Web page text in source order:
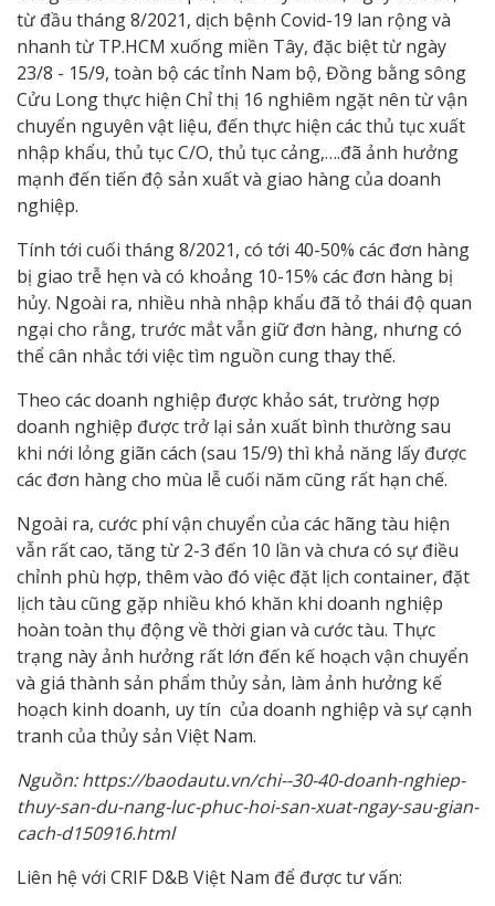
từ đầu tháng 8/2021, dịch bệnh Covid-19 lan rộng và
nhanh từ TP.HCM xuống miền Tây, đặc biệt từ ngày
23/8 - 15/9, toàn bộ các tỉnh Nam bộ, Đồng bằng sông
Cửu Long thực hiện Chỉ thị 16 nghiêm ngặt nên từ vận
chuyển nguyên vật liệu, đến thực hiện các thủ tục xuất
nhập khẩu, thủ tục C/O, thủ tục cảng,….đã ảnh hưởng
mạnh đến tiến độ sản xuất và giao hàng của doanh
nghiệp.
Tính tới cuối tháng 8/2021, có tới 40-50% các đơn hàng
bị giao trễ hẹn và có khoảng 10-15% các đơn hàng bị
hủy. Ngoài ra, nhiều nhà nhập khẩu đã tỏ thái độ quan
ngại cho rằng, trước mắt vẫn giữ đơn hàng, nhưng có
thể cân nhắc tới việc tìm nguồn cung thay thế.
Theo các doanh nghiệp được khảo sát, trường hợp
doanh nghiệp được trở lại sản xuất bình thường sau
khi nới lỏng giãn cách (sau 15/9) thì khả năng lấy được
các đơn hàng cho mùa lễ cuối năm cũng rất hạn chế.
Ngoài ra, cước phí vận chuyển của các hãng tàu hiện
vẫn rất cao, tăng từ 2-3 đến 10 lần và chưa có sự điều
chỉnh phù hợp, thêm vào đó việc đặt lịch container, đặt
lịch tàu cũng gặp nhiều khó khăn khi doanh nghiệp
hoàn toàn thụ động về thời gian và cước tàu. Thực
trạng này ảnh hưởng rất lớn đến kế hoạch vận chuyển
và giá thành sản phẩm thủy sản, làm ảnh hưởng kế
hoạch kinh doanh, uy tín của doanh nghiệp và sự cạnh
tranh của thủy sản Việt Nam.
Nguồn: https://baodautu.vn/chi--30-40-doanh-nghiep-
thuy-san-du-nang-luc-phuc-hoi-san-xuat-ngay-sau-gian-
cach-d150916.html
Liên hệ với CRIF D&B Việt Nam để được tư vấn: